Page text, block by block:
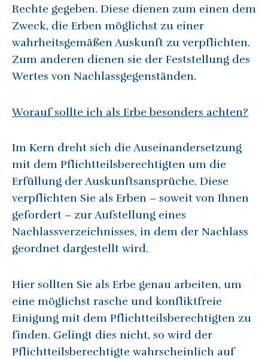
Rechte gegeben. Diese dienen zum einen dem
Zweck, die Erben möglichst zu einer
wahrheitsgemäßen Auskunft zu verpflichten.
Zum anderen dienen sie der Feststellung des
Wertes von Nachlassgegenständen.
Worauf sollte ich als Erbe besonders achten?
Im Kern dreht sich die Auseinandersetzung
mit dem Pflichtteilsberechtigten um die
Erfüllung der Auskunftsansprüche. Diese
verpflichten Sie als Erben – soweit von Ihnen
gefordert – zur Aufstellung eines
Nachlassverzeichnisses, in dem der Nachlass
geordnet dargestellt wird.
Hier sollten Sie als Erbe genau arbeiten, um
eine möglichst rasche und konfliktfreie
Einigung mit dem Pflichtteilsberechtigten zu
finden. Gelingt dies nicht, so wird der
Pflichtteilsberechtigte wahrscheinlich auf